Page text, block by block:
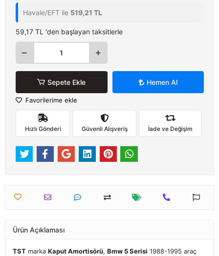
Havale/EFT ile 519,21 TL
59,17 TL 'den başlayan taksitlerle
Sepete Ekle Hemen Al
Favorilerime ekle
Hızlı Gönderi Güvenli Alışveriş İade ve Değişim
Ürün Açıklaması
TST marka Kaput Amortisörü, Bmw 5 Serisi 1988-1995 araç